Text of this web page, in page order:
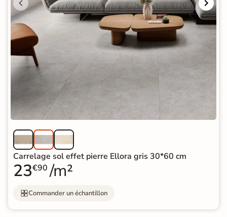
Carrelage sol effet pierre Ellora gris 30*60 cm
23€90 /m²
Commander un échantillon